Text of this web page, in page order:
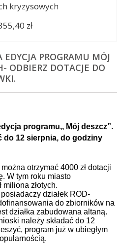
kryzysowych
zł
EDYCJA PROGRAMU MÓJ
ODBIERZ DOTACJE DO
programu,, Mój deszcz”.
do 12 sierpnia, do godziny
otrzymać 4000 zł dotacji
W tym roku miasto
miliona złotych.
działek ROD-
do zbiorników na
działka zabudowana altaną.
należy składać do 12
program już w ubiegłym